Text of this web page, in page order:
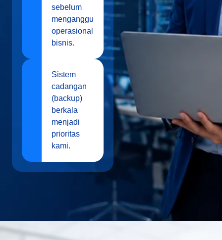
sebelum
menganggu
operasional
bisnis.
Sistem
cadangan
(backup)
berkala
menjadi
prioritas
kami.